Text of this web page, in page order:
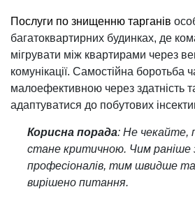
Послуги по знищенню тарганів
багатоквартирних будинках, де
мігрувати між квартирами через
комунікації. Самостійна боротьба
малоефективною через здатність
адаптуватися до побутових
Корисна порада: Не чекайте,
стане критичною. Чим раніше
професіоналів, тим швидше
вирішено питання.